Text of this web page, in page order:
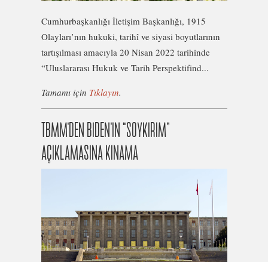
Cumhurbaşkanlığı İletişim Başkanlığı, 1915
Olayları’nın hukuki, tarihî ve siyasi boyutlarının
tartışılması amacıyla 20 Nisan 2022 tarihinde
“Uluslararası Hukuk ve Tarih Perspektifind...
Tamamı için Tıklayın.
TBMM’DEN BIDEN’IN “SOYKIRIM”
AÇIKLAMASINA KINAMA